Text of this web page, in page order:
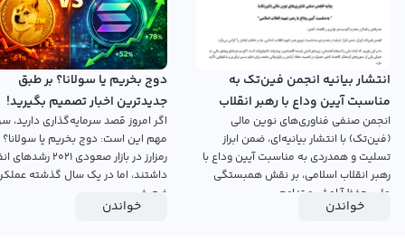
انتشار بیانیه انجمن فین‌تک به
مناسبت آیین وداع با رهبر انقلاب
اسلامی
انجمن صنفی فناوری‌های نوین مالی
(فین‌تک) با انتشار بیانیه‌ای، ضمن ابراز
تسلیت و همدردی به مناسبت آیین وداع با
رهبر انقلاب اسلامی، بر نقش همبستگی
ملی، حفظ آرامش و تداوم...
خواندن
دوج بخریم یا سولانا؟ بر طبق
جدیدترین اخبار تصمیم بگیرید!
اگر امروز قصد سرمایه‌گذاری دارید،
مهم این است: دوج بخریم یا
رمزارز در بازار صعودی ۲۰۲۱
داشتند، اما در یک سال گذشته
ضعیفی...
خواندن